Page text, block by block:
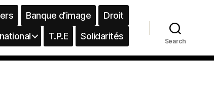
Banque d’image
Droit
T.P.E Solidarités Search